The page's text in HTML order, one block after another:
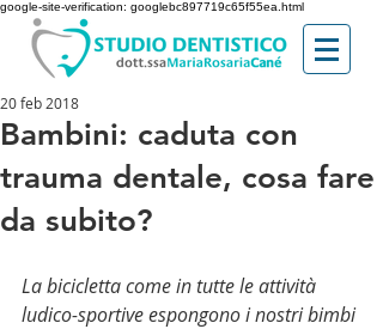
google-site-verification: googlebc897719c65f55ea.html
Bambini: caduta con
trauma dentale, cosa fare
da subito?
20 feb 2018
La bicicletta come in tutte le attività
ludico-sportive espongono i nostri bimbi